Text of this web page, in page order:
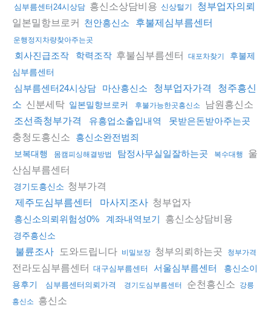
심부름센터24시상담 흥신소상담비용 신상털기 청부업자의뢰
일본밀항브로커 천안흥신소 후불제심부름센터
운행정지차량찾아주는곳
회사진급조작 학력조작 후불심부름센터 대포차찾기
후불제
심부름센터
심부름센터24시상담 마산흥신소 청부업자가격
청주흥신
소 신분세탁 일본밀항브로커 후불가능한곳흥신소 남원흥신소
조선족청부가격 유흥업소출입내역 못받은돈받아주는곳
충청도흥신소 흥신소완전범죄
보복대행 몸캠피싱해결방법 탐정사무실일잘하는곳 복수대행
울
산심부름센터
경기도흥신소 청부가격
제주도심부름센터 마사지조사 청부업자
흥신소의뢰위험성0% 계좌내역보기 흥신소상담비용
경주흥신소
불륜조사 도와드립니다 비밀보장 청부의뢰하는곳 청부가격
전라도심부름센터 대구심부름센터 서울심부름센터
흥신소이
용후기
심부름센터의뢰가격 경기도심부름센터 순천흥신소
강릉
흥신소
흥신소